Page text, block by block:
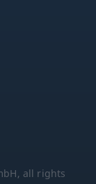
all rights